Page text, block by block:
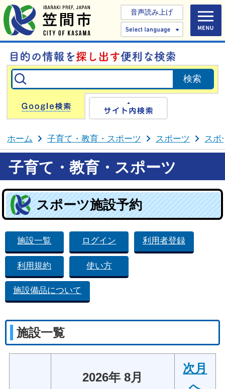
音声読み上げ
Select
Google検索
ホーム 子育て・教育・スポーツ スポーツ スポ
子育て・教育・スポーツ
スポーツ施設予約
施設一覧 ログイン 利用者登録
利用規約 使い方
施設備品について
施設一覧
2026年 8月
次月